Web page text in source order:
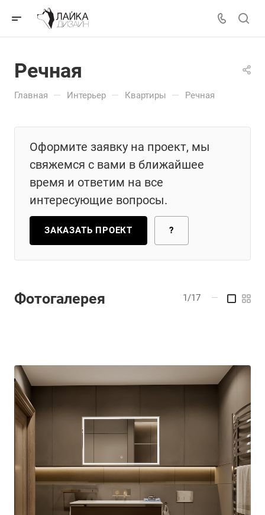
Речная
Главная — Интерьер — Квартиры — Речная
Оформите заявку на проект, мы
свяжемся с вами в ближайшее
время и ответим на все
интересующие вопросы.
ЗАКАЗАТЬ ПРОЕКТ ?
Фотогалерея 1/17 —